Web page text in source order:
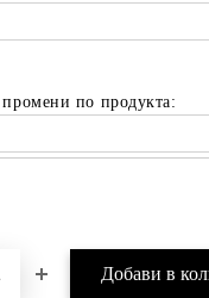
по продукта: